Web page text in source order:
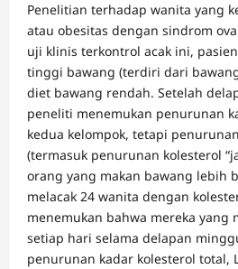
Penelitian terhadap wanita yang
atau obesitas dengan sindrom
uji klinis terkontrol acak ini,
tinggi bawang (terdiri dari
diet bawang rendah. Setelah
peneliti menemukan penurunan
kedua kelompok, tetapi
(termasuk penurunan kolesterol
orang yang makan bawang lebih
melacak 24 wanita dengan
menemukan bahwa mereka yang
setiap hari selama delapan
penurunan kadar kolesterol total,